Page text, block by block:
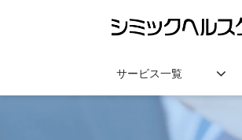
サービス一覧